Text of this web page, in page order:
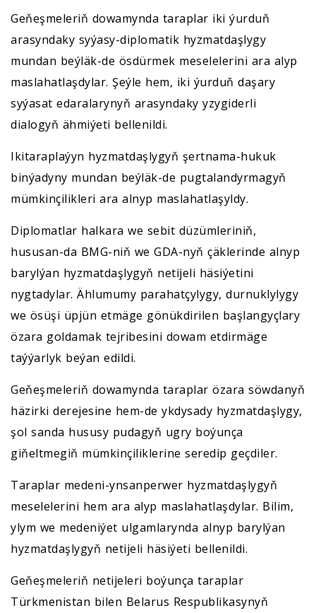
Geňeşmeleriň dowamynda taraplar iki ýurduň
arasyndaky syýasy-diplomatik hyzmatdaşlygy
mundan beýläk-de ösdürmek meselelerini ara alyp
maslahatlaşdylar. Şeýle hem, iki ýurduň daşary
syýasat edaralarynyň arasyndaky yzygiderli
dialogyň ähmiýeti bellenildi.
Ikitaraplaýyn hyzmatdaşlygyň şertnama-hukuk
binýadyny mundan beýläk-de pugtalandyrmagyň
mümkinçilikleri ara alnyp maslahatlaşyldy.
Diplomatlar halkara we sebit düzümleriniň,
hususan-da BMG-niň we GDA-nyň çäklerinde alnyp
barylýan hyzmatdaşlygyň netijeli häsiýetini
nygtadylar. Ählumumy parahatçylygy, durnuklylygy
we ösüşi üpjün etmäge gönükdirilen başlangyçlary
özara goldamak tejribesini dowam etdirmäge
taýýarlyk beýan edildi.
Geňeşmeleriň dowamynda taraplar özara söwdanyň
häzirki derejesine hem-de ykdysady hyzmatdaşlygy,
şol sanda hususy pudagyň ugry boýunça
giňeltmegiň mümkinçiliklerine seredip geçdiler.
Taraplar medeni-ynsanperwer hyzmatdaşlygyň
meselelerini hem ara alyp maslahatlaşdylar. Bilim,
ylym we medeniýet ulgamlarynda alnyp barylýan
hyzmatdaşlygyň netijeli häsiýeti bellenildi.
Geňeşmeleriň netijeleri boýunça taraplar
Türkmenistan bilen Belarus Respublikasynyň